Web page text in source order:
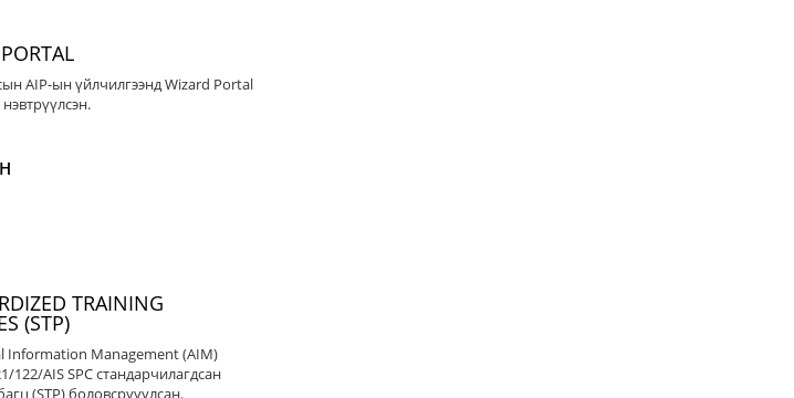
AIP-ын үйлчилгээнд Wizard Portal
TRAINING
(STP)
Information Management (AIM)
122/AIS SPC стандарчилагдсан
(STP) боловсрууулсан.